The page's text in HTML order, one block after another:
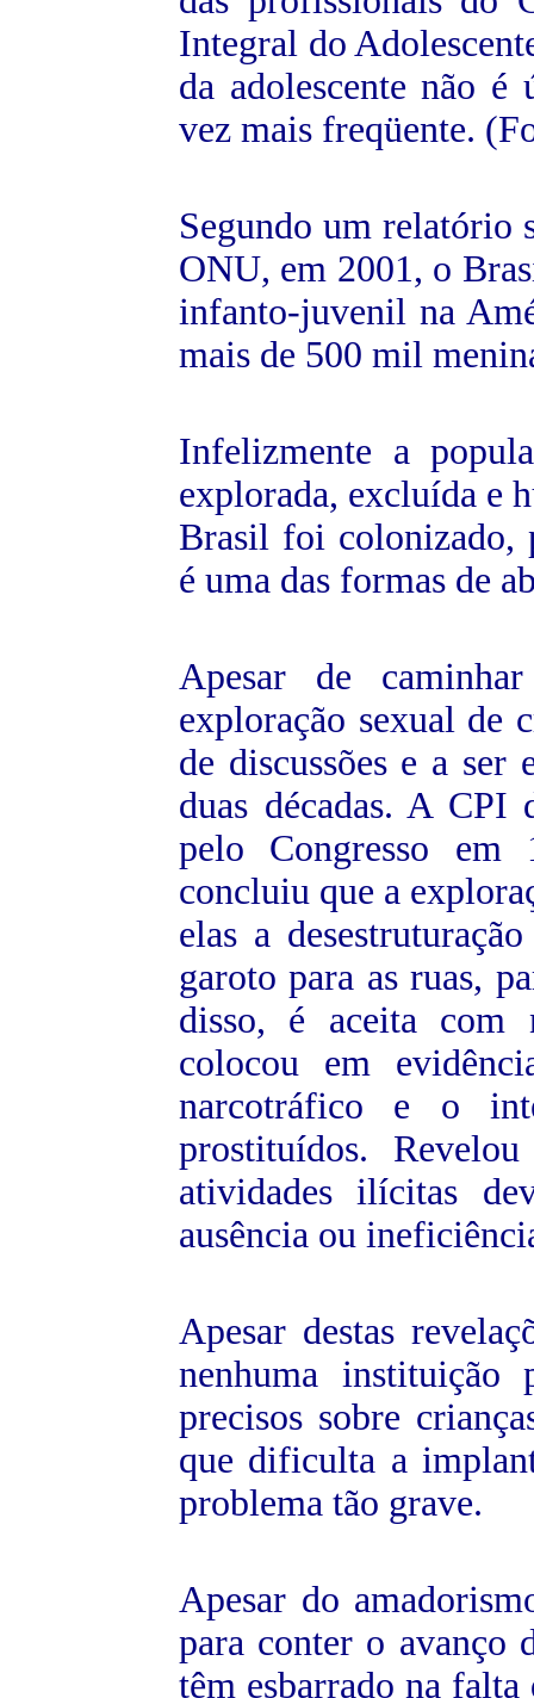
Integral do
da adolescente não é
vez mais freqüente.
Segundo um relatório
ONU, em 2001, o
infanto-juvenil na
mais de 500 mil
Infelizmente a
explorada, excluída e
Brasil foi colonizado,
é uma das formas de
Apesar de
exploração sexual de
de discussões e a ser
duas décadas. A CPI
pelo Congresso
concluiu que a
elas a
garoto para as ruas,
disso, é aceita com
colocou em
narcotráfico e o
prostituídos.
atividades ilícitas
ausência ou
Apesar destas
nenhuma instituição
precisos sobre
que dificulta a
problema tão grave.
Apesar do
para conter o avanço
têm esbarrado na